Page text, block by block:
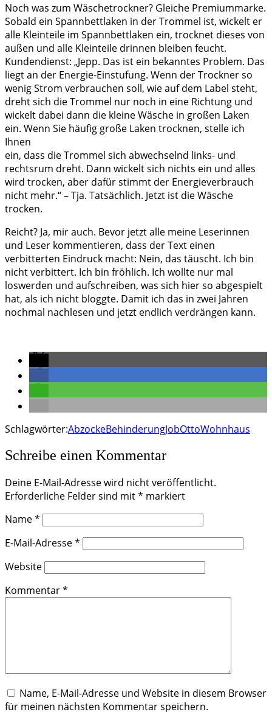
Noch was zum Wäschetrockner? Gleiche Premiummarke.
Sobald ein Spannbettlaken in der Trommel ist, wickelt er
alle Kleinteile im Spannbettlaken ein, trocknet dieses von
außen und alle Kleinteile drinnen bleiben feucht.
Kundendienst: „Jepp. Das ist ein bekanntes Problem. Das
liegt an der Energie-Einstufung. Wenn der Trockner so
wenig Strom verbrauchen soll, wie auf dem Label steht,
dreht sich die Trommel nur noch in eine Richtung und
wickelt dabei dann die kleine Wäsche in großen Laken
ein. Wenn Sie häufig große Laken trocknen, stelle ich
Ihnen
ein, dass die Trommel sich abwechselnd links- und
rechtsrum dreht. Dann wickelt sich nichts ein und alles
wird trocken, aber dafür stimmt der Energieverbrauch
nicht mehr.“ – Tja. Tatsächlich. Jetzt ist die Wäsche
trocken.
Reicht? Ja, mir auch. Bevor jetzt alle meine Leserinnen
und Leser kommentieren, dass der Text einen
verbitterten Eindruck macht: Nein, das täuscht. Ich bin
nicht verbittert. Ich bin fröhlich. Ich wollte nur mal
loswerden und aufschreiben, was sich hier so abgespielt
hat, als ich nicht bloggte. Damit ich das in zwei Jahren
nochmal nachlesen und jetzt endlich verdrängen kann.
Schlagwörter:AbzockeBehinderungJobOttoWohnhaus
Schreibe einen Kommentar
Deine E-Mail-Adresse wird nicht veröffentlicht.
Erforderliche Felder sind mit* markiert
Name*
E-Mail-Adresse*
Website
Kommentar*
Name, E-Mail-Adresse und Website in diesem Browser
für meinen nächsten Kommentar speichern.